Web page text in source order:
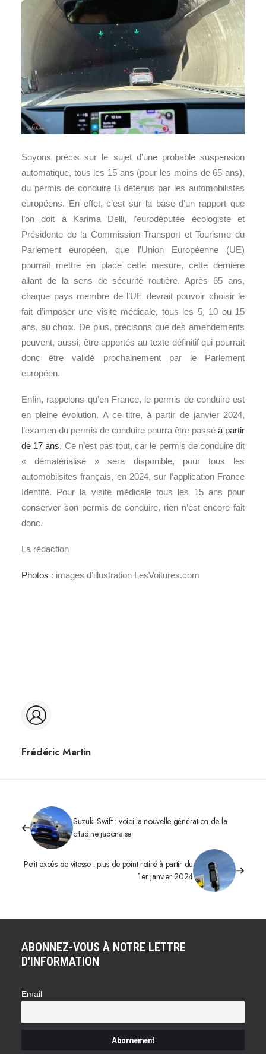
Soyons précis sur le sujet d’une probable suspension
automatique, tous les 15 ans (pour les moins de 65 ans),
du permis de conduire B détenus par les automobilistes
européens. En effet, c’est sur la base d’un rapport que
l’on doit à Karima Delli, l’eurodéputée écologiste et
Présidente de la Commission Transport et Tourisme du
Parlement européen, que l’Union Européenne (UE)
pourrait mettre en place cette mesure, cette dernière
allant de la sens de sécurité routière. Après 65 ans,
chaque pays membre de l’UE devrait pouvoir choisir le
fait d’imposer une visite médicale, tous les 5, 10 ou 15
ans, au choix. De plus, précisons que des amendements
peuvent, aussi, être apportés au texte définitif qui pourrait
donc être validé prochainement par le Parlement
européen.
Enfin, rappelons qu’en France, le permis de conduire est
en pleine évolution. A ce titre, à partir de janvier 2024,
l’examen du permis de conduire pourra être passé à partir
de 17 ans. Ce n’est pas tout, car le permis de conduire dit
« dématérialisé » sera disponible, pour tous les
automobilsites français, en 2024, sur l’application France
Identité. Pour la visite médicale tous les 15 ans pour
conserver son permis de conduire, rien n’est encore fait
donc.
La rédaction
Photos : images d’illustration LesVoitures.com
Frédéric Martin
Suzuki Swift : voici la nouvelle génération de la
citadine japonaise
Petit excès de vitesse : plus de point retiré à partir du
1er janvier 2024
ABONNEZ-VOUS À NOTRE LETTRE
D'INFORMATION
Email